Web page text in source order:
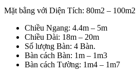
Mặt bằng với Diện Tích: 80m2 – 100m2
Chiều Ngang: 4.4m – 5m
Chiều Dài: 18m – 20m
Số lượng Bàn: 4 Bàn.
Bàn cách Bàn: 1m – 1m3
Bàn cách Tường: 1m4 – 1m7